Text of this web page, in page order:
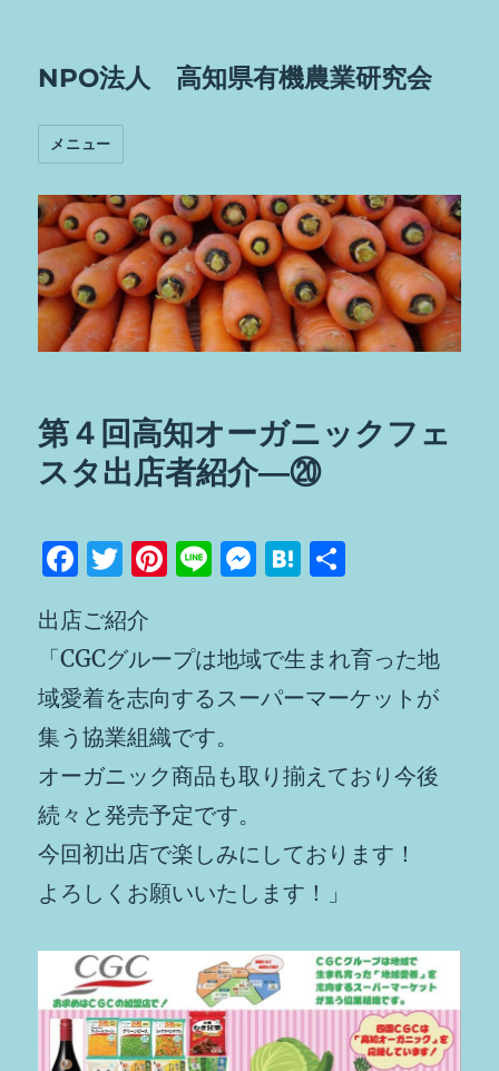
NPO法人 高知県有機農業研究会
メニュー
第４回高知オーガニックフェ
スタ出店者紹介―⑳
F
c
e
b
o
o
k
T
it
te
r
Pi
re
st
Li M
e
n
er
H
n
a
出店ご紹介
「CGCグループは地域で生まれ育った地
域愛着を志向するスーパーマーケットが
集う協業組織です。
オーガニック商品も取り揃えており今後
続々と発売予定です。
今回初出店で楽しみにしております！
よろしくお願いいたします！」